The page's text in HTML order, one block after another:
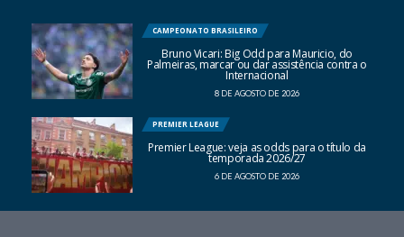
CAMPEONATO BRASILEIRO
Bruno Vicari: Big Odd para Mauricio, do
Palmeiras, marcar ou dar assistência contra o
Internacional
8 DE AGOSTO DE 2026
PREMIER LEAGUE
Premier League: veja as odds para o título da
temporada 2026/27
6 DE AGOSTO DE 2026